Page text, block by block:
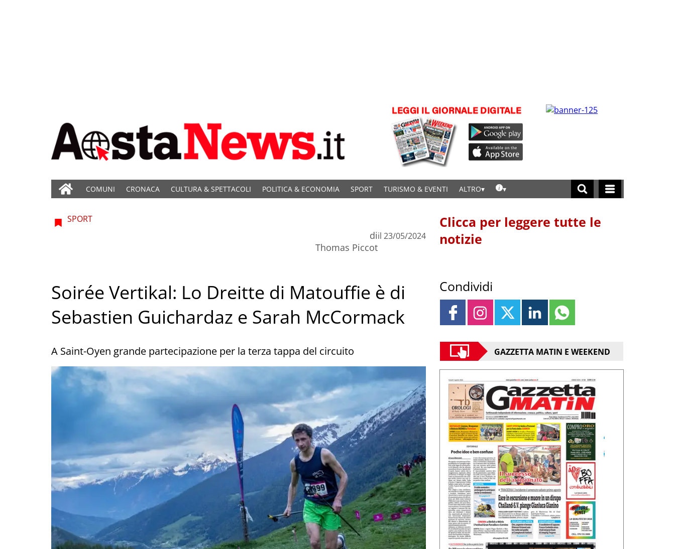
COMUNI CRONACA CULTURA & SPETTACOLI POLITICA & ECONOMIA SPORT TURISMO & EVENTI ALTRO
SPORT
di
Thomas Piccot
il 23/05/2024
Soirée Vertikal: Lo Dreitte di Matouffie è di
Sebastien Guichardaz e Sarah McCormack
A Saint-Oyen grande partecipazione per la terza tappa del circuito
Clicca per leggere tutte le
notizie
Condividi
GAZZETTA MATIN E WEEKEND